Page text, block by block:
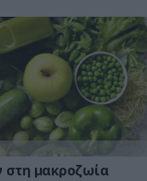
στη μακροζωία